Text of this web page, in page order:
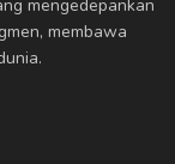
mengedepankan
membawa